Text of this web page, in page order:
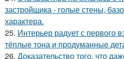
застройщика - голые стены,
характера.
25. Интерьер радует с первого
тёплые тона и продуманные
26. Доказательство того, что